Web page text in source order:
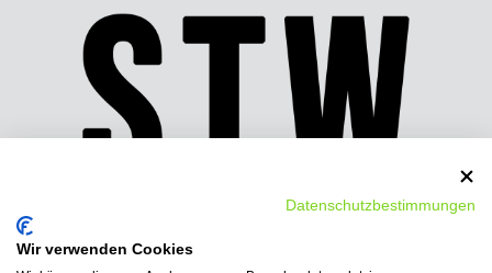
Datenschutzbestimmungen
Wir verwenden Cookies